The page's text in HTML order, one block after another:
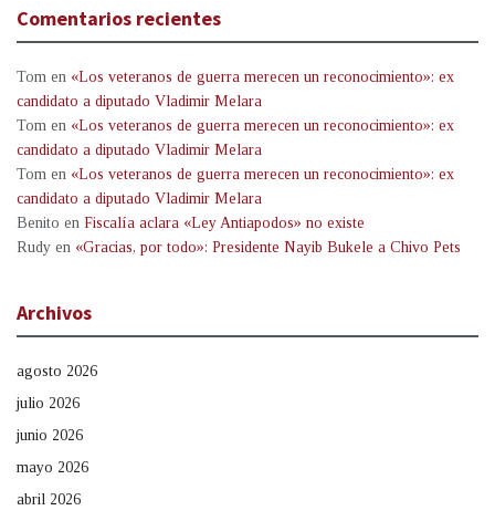
Comentarios recientes
Tom en «Los veteranos de guerra merecen un reconocimiento»: ex
candidato a diputado Vladimir Melara
Tom en «Los veteranos de guerra merecen un reconocimiento»: ex
candidato a diputado Vladimir Melara
Tom en «Los veteranos de guerra merecen un reconocimiento»: ex
candidato a diputado Vladimir Melara
Benito en Fiscalía aclara «Ley Antiapodos» no existe
Rudy en «Gracias, por todo»: Presidente Nayib Bukele a Chivo Pets
Archivos
agosto 2026
julio 2026
junio 2026
mayo 2026
abril 2026